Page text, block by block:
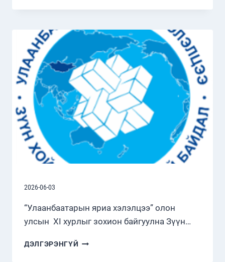
БАГА
ЗОХИОН
БАЙГУУЛЛАА
2026-06-03
“Улаанбаатарын яриа хэлэлцээ” олон
улсын XI хурлыг зохион байгуулна Зүүн…
ДЭЛГЭРЭНГҮЙ